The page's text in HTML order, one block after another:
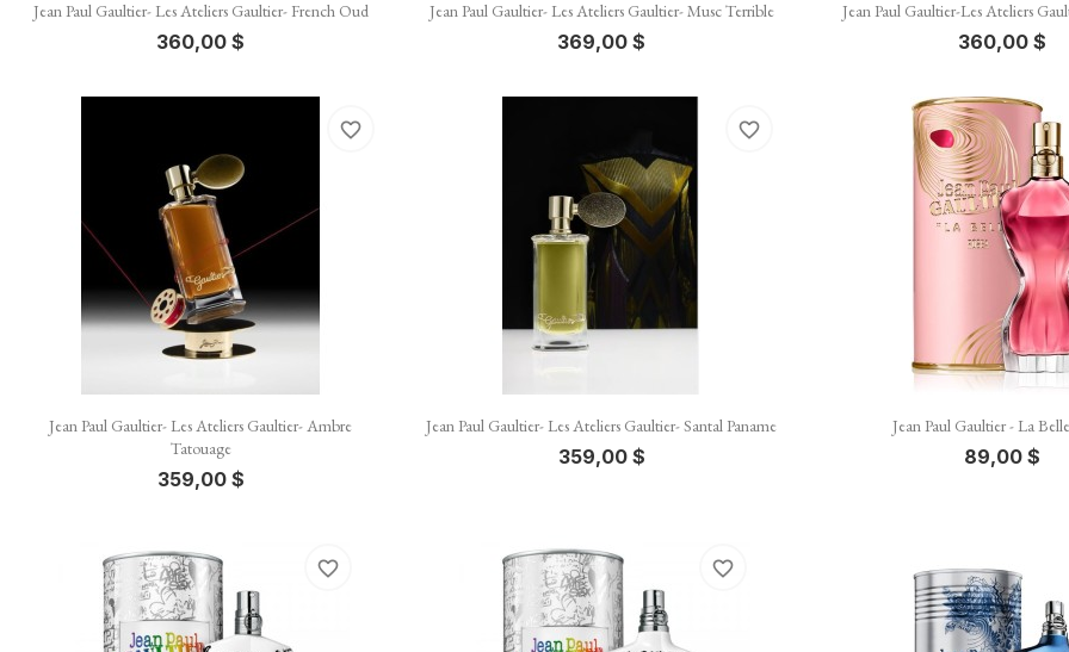

Jean Paul Gaultier- Les Ateliers Gaultier- French Oud
360,00 $

Jean Paul Gaultier- Les Ateliers Gaultier- Musc Terrible
369,00 $

Jean Paul Gaultier-Les Ateliers
360,00 $
 Vista rápida
Jean Paul Gaultier- Les Ateliers Gaultier- Ambre
Tatouage
359,00 $
favorite_border
Vista rápida
Jean Paul Gaultier- Les Ateliers Gaultier- Santal Paname
359,00 $
favorite_border
Vista rápida
Jean Paul Gaultier - La
89,00 $
favorite_border favorite_border